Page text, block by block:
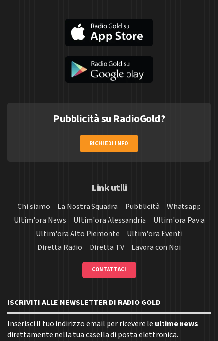
Pubblicità su RadioGold?
RICHIEDI INFO
Link utili
Chi siamo La Nostra Squadra Pubblicità
Whatsapp
Ultim'ora News
Ultim'ora Alessandria
Ultim'ora Pavia
Ultim'ora Alto Piemonte
Ultim'ora Eventi
Diretta Radio
Diretta TV Lavora con Noi
CONTATTACI
ISCRIVITI ALLE NEWSLETTER DI RADIO GOLD
Inserisci il tuo indirizzo email per ricevere le ultime news
direttamente nella tua casella di posta elettronica.